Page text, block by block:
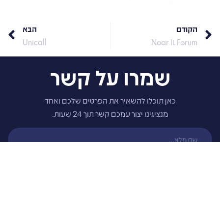
הקודם
Noar IL Forum
הבא
Unicall
שמרו על קשר
כאן תוכלו להשאיר את הפרטים שלכם ואחד
מנציגינו יצור עמכם קשר תוך 24 שעות.